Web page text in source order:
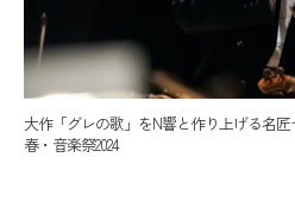
大作「グレの歌」をN響と作り上げる名
春・音楽祭2024